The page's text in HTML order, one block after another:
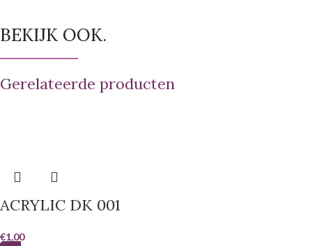
BEKIJK OOK.
Gerelateerde producten
ACRYLIC DK 001
€1,00